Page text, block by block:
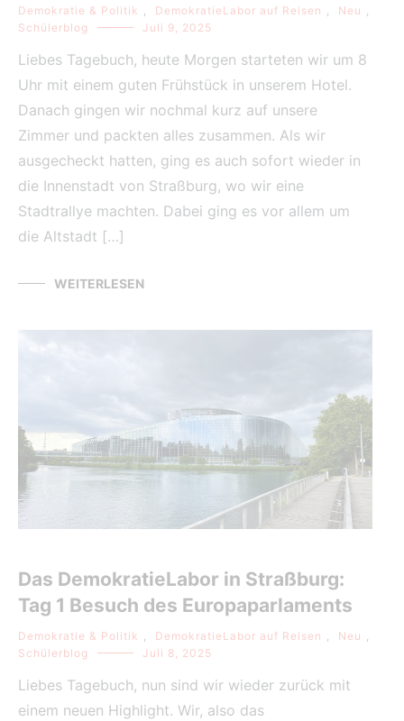
Demokratie & Politik , DemokratieLabor auf Reisen , Neu ,
Schülerblog
Juli 9, 2025
Liebes Tagebuch, heute Morgen starteten wir um 8
Uhr mit einem guten Frühstück in unserem Hotel.
Danach gingen wir nochmal kurz auf unsere
Zimmer und packten alles zusammen. Als wir
ausgecheckt hatten, ging es auch sofort wieder in
die Innenstadt von Straßburg, wo wir eine
Stadtrallye machten. Dabei ging es vor allem um
die Altstadt […]
WEITERLESEN
Das DemokratieLabor in Straßburg:
Tag 1 Besuch des Europaparlaments
Demokratie & Politik , DemokratieLabor auf Reisen , Neu ,
Schülerblog
Juli 8, 2025
Liebes Tagebuch, nun sind wir wieder zurück mit
einem neuen Highlight. Wir, also das